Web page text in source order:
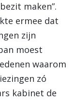
maken”.
ermee dat
zijn
moest
waarom
zó
kabinet de